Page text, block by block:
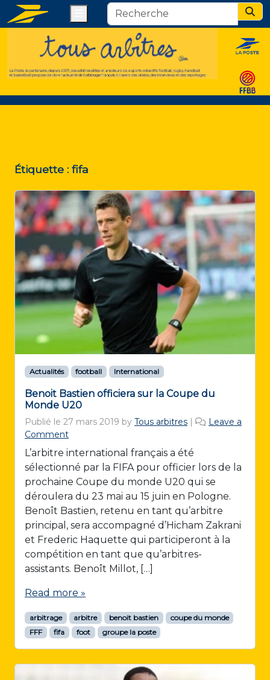
Étiquette : fifa
Actualités football International
Benoit Bastien officiera sur la Coupe du
Monde U20
Publié le 27 mars 2019 by Tous arbitres |
Leave a
Comment
L’arbitre international français a été
sélectionné par la FIFA pour officier lors de la
prochaine Coupe du monde U20 qui se
déroulera du 23 mai au 15 juin en Pologne.
Benoît Bastien, retenu en tant qu’arbitre
principal, sera accompagné d’Hicham Zakrani
et Frederic Haquette qui participeront à la
compétition en tant que qu’arbitres-
assistants. Benoît Millot, […]
Read more »
arbitrage arbitre benoit bastien
coupe du monde
FFF
fifa foot groupe la poste